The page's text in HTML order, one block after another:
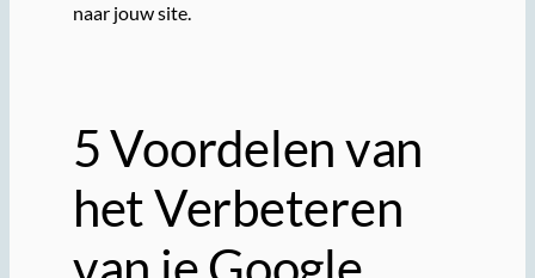
naar jouw site.
5 Voordelen van
het Verbeteren